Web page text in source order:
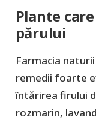
Plante
părului
Farmacia
remedii foarte
întărirea firului
rozmarin,